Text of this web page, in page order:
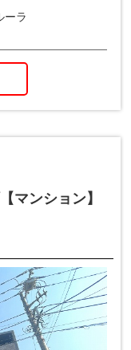
ーラ
マンション】